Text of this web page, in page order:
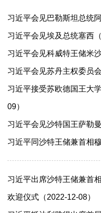
习近平会见巴勒斯坦总统
习近平会见埃及总统塞西
习近平会见科威特王储米
习近平会见苏丹主权委员
习近平接受苏欧德国王大
09）
习近平会见沙特国王萨勒
习近平同沙特王储兼首相
习近平出席沙特王储兼首
欢迎仪式（2022-12-08）